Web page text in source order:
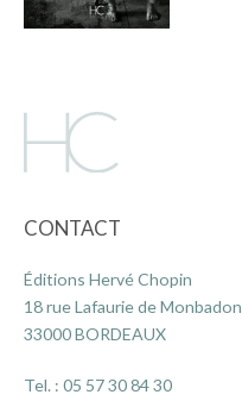
CONTACT
Éditions Hervé Chopin
18 rue Lafaurie de Monbadon
33000 BORDEAUX
Tel. : 05 57 30 84 30